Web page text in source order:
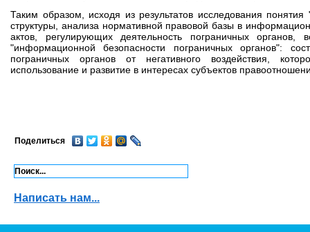
Таким образом, исходя из результатов исследования
структуры, анализа нормативной правовой базы в
актов, регулирующих деятельность пограничных
"информационной безопасности пограничных органов":
пограничных органов от негативного воздействия,
использование и развитие в интересах субъектов
Поделиться
Написать нам...